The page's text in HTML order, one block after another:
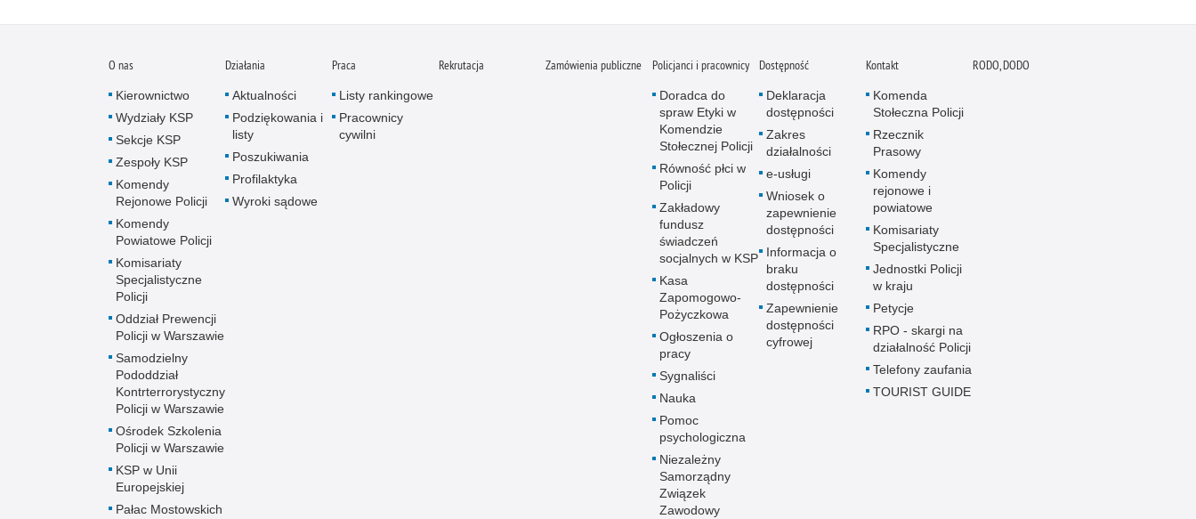
O nas
Kierownictwo
Wydziały KSP
Sekcje KSP
Zespoły KSP
Komendy
Rejonowe Policji
Komendy
Powiatowe Policji
Komisariaty
Specjalistyczne
Policji
Oddział Prewencji
Policji w Warszawie
Samodzielny
Pododdział
Kontrterrorystyczny
Policji w Warszawie
Ośrodek Szkolenia
Policji w Warszawie
KSP w Unii
Europejskiej
Pałac Mostowskich
Działania
Aktualności
Podziękowania i
listy
Poszukiwania
Profilaktyka
Wyroki sądowe
Praca
Listy rankingowe
Pracownicy
cywilni
Rekrutacja Zamówienia publiczne Policjanci i pracownicy
Doradca do
spraw Etyki w
Komendzie
Stołecznej Policji
Równość płci w
Policji
Zakładowy
fundusz
świadczeń
socjalnych w KSP
Kasa
Zapomogowo-
Pożyczkowa
Ogłoszenia o
pracy
Sygnaliści
Nauka
Pomoc
psychologiczna
Niezależny
Samorządny
Związek
Zawodowy
Dostępność
Deklaracja
dostępności
Zakres
działalności
e-usługi
Wniosek o
zapewnienie
dostępności
Informacja o
braku
dostępności
Zapewnienie
dostępności
cyfrowej
Kontakt
Komenda
Stołeczna Policji
Rzecznik
Prasowy
Komendy
rejonowe i
powiatowe
Komisariaty
Specjalistyczne
Jednostki Policji
w kraju
Petycje
RPO - skargi na
działalność Policji
Telefony zaufania
TOURIST GUIDE
RODO, DODO